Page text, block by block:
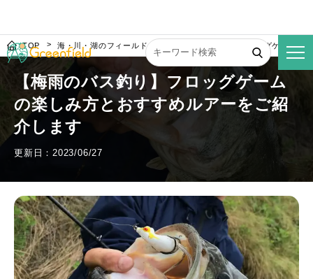
TOP 海・川・湖のフィールド 【梅雨のバス釣り】フロッグゲームの
【梅雨のバス釣り】フロッグゲーム
の楽しみ方とおすすめルアーをご紹
介します
更新日：2023/06/27